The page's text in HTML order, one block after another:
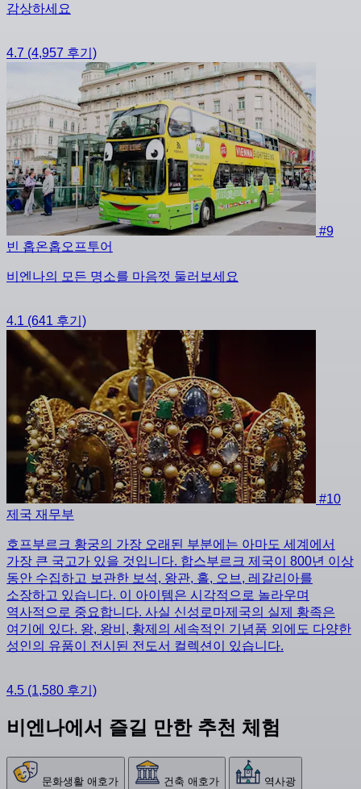
감상하세요
4.7 (4,957 후기)
#9
빈 홉온홉오프투어
비엔나의 모든 명소를 마음껏 둘러보세요
4.1 (641 후기)
#10
제국 재무부
호프부르크 황궁의 가장 오래된 부분에는 아마도 세계에서
가장 큰 국고가 있을 것입니다. 합스부르크 제국이 800년 이상
동안 수집하고 보관한 보석, 왕관, 홀, 오브, 레갈리아를
소장하고 있습니다. 이 아이템은 시각적으로 놀라우며
역사적으로 중요합니다. 사실 신성로마제국의 실제 황족은
여기에 있다. 왕, 왕비, 황제의 세속적인 기념품 외에도 다양한
성인의 유품이 전시된 전도서 컬렉션이 있습니다.
4.5 (1,580 후기)
비엔나에서 즐길 만한 추천 체험
문화생활 애호가 건축 애호가 역사광